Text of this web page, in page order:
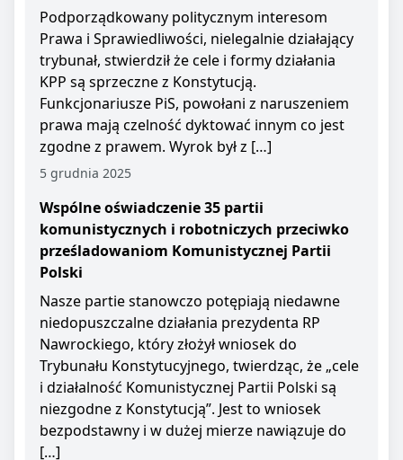
Podporządkowany politycznym interesom
Prawa i Sprawiedliwości, nielegalnie działający
trybunał, stwierdził że cele i formy działania
KPP są sprzeczne z Konstytucją.
Funkcjonariusze PiS, powołani z naruszeniem
prawa mają czelność dyktować innym co jest
zgodne z prawem. Wyrok był z […]
5 grudnia 2025
Wspólne oświadczenie 35 partii
komunistycznych i robotniczych przeciwko
prześladowaniom Komunistycznej Partii
Polski
Nasze partie stanowczo potępiają niedawne
niedopuszczalne działania prezydenta RP
Nawrockiego, który złożył wniosek do
Trybunału Konstytucyjnego, twierdząc, że „cele
i działalność Komunistycznej Partii Polski są
niezgodne z Konstytucją”. Jest to wniosek
bezpodstawny i w dużej mierze nawiązuje do
[…]